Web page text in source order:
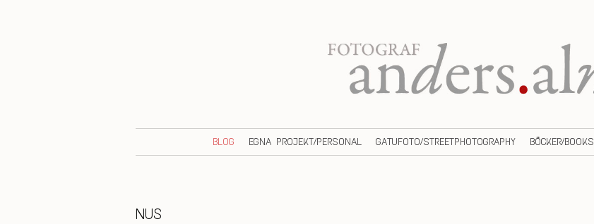
BLOG EGNA PROJEKT/PERSONAL GATUFOTO/STREETPHOTOGRAPHY BÖCKER/BOOKS
NUS